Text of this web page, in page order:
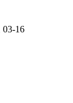
03-16